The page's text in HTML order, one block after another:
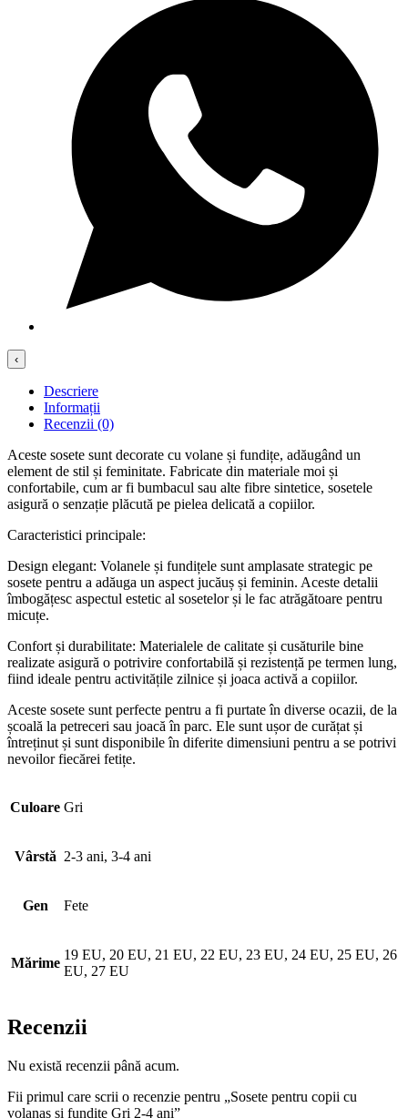
‹
Descriere
Informații
Recenzii (0)
Aceste sosete sunt decorate cu volane și fundițe, adăugând un
element de stil și feminitate. Fabricate din materiale moi și
confortabile, cum ar fi bumbacul sau alte fibre sintetice, sosetele
asigură o senzație plăcută pe pielea delicată a copiilor.
Caracteristici principale:
Design elegant: Volanele și fundițele sunt amplasate strategic pe
sosete pentru a adăuga un aspect jucăuș și feminin. Aceste detalii
îmbogățesc aspectul estetic al sosetelor și le fac atrăgătoare pentru
micuțe.
Confort și durabilitate: Materialele de calitate și cusăturile bine
realizate asigură o potrivire confortabilă și rezistență pe termen lung,
fiind ideale pentru activitățile zilnice și joaca activă a copiilor.
Aceste sosete sunt perfecte pentru a fi purtate în diverse ocazii, de la
școală la petreceri sau joacă în parc. Ele sunt ușor de curățat și
întreținut și sunt disponibile în diferite dimensiuni pentru a se potrivi
nevoilor fiecărei fetițe.
Culoare Gri
Vârstă 2-3 ani, 3-4 ani
Gen Fete
Mărime
19 EU, 20 EU, 21 EU, 22 EU, 23 EU, 24 EU, 25 EU, 26
EU, 27 EU
Recenzii
Nu există recenzii până acum.
Fii primul care scrii o recenzie pentru „Sosete pentru copii cu
volanas si fundite Gri 2-4 ani”